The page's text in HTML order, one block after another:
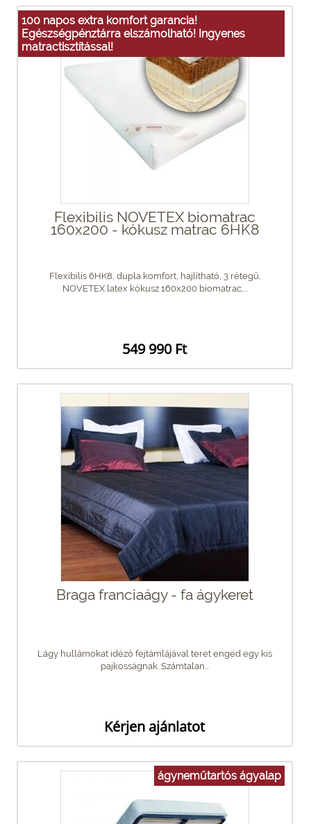
100 napos extra komfort garancia!
Egészségpénztárra elszámolható! Ingyenes
matractisztítással!
Flexibilis NOVETEX biomatrac
160x200 - kókusz matrac 6HK8
Flexibilis 6HK8, dupla komfort, hajlítható, 3 rétegű,
NOVETEX latex kókusz 160x200 biomatrac,...
549 990 Ft
Braga franciaágy - fa ágykeret
Lágy hullámokat idéző fejtámlájával teret enged egy kis
pajkosságnak. Számtalan...
Kérjen ajánlatot
ágyneműtartós ágyalap